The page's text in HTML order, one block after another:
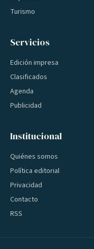
Turismo
Servicios
Edición impresa
Clasificados
Agenda
Publicidad
Institucional
Quiénes somos
Política editorial
Privacidad
Contacto
RSS